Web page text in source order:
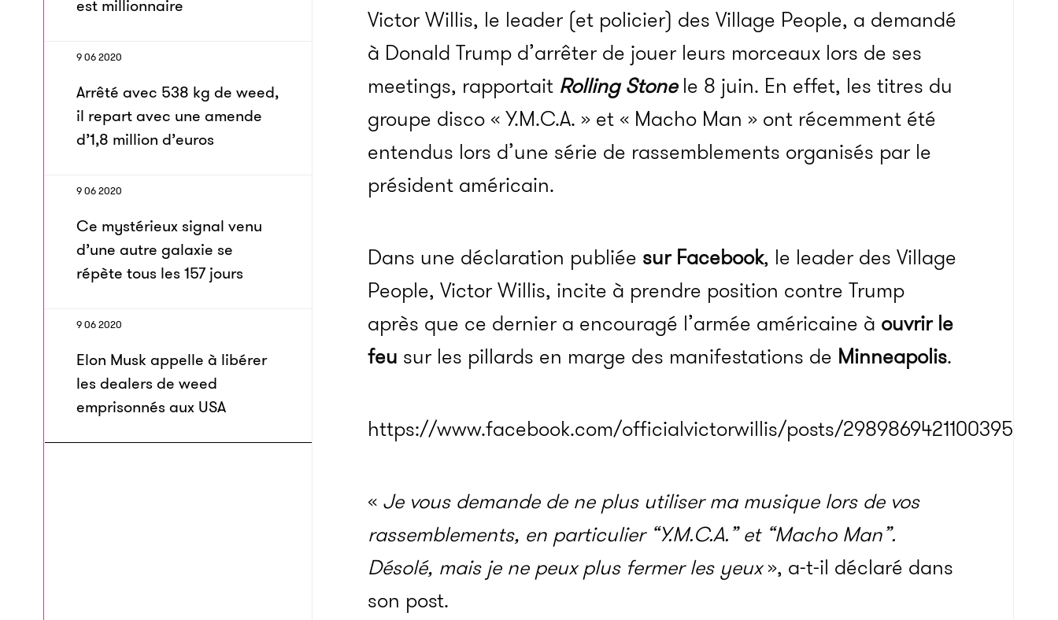
est millionnaire
9 06 2020
Arrêté avec 538 kg de weed,
il repart avec une amende
d’1,8 million d’euros
9 06 2020
Ce mystérieux signal venu
d’une autre galaxie se
répète tous les 157 jours
9 06 2020
Elon Musk appelle à libérer
les dealers de weed
emprisonnés aux USA
Victor Willis, le leader (et policier) des Village People, a demandé
à Donald Trump d’arrêter de jouer leurs morceaux lors de ses
meetings, rapportait Rolling Stonele 8 juin. En effet, les titres du
groupe disco « Y.M.C.A. » et « Macho Man » ont récemment été
entendus lors d’une série de rassemblements organisés par le
président américain.
Dans une déclaration publiée sur Facebook, le leader des Village
People, Victor Willis, incite à prendre position contre Trump
après que ce dernier a encouragé l’armée américaine à ouvrir le
feu sur les pillards en marge des manifestations de Minneapolis.
https://www.facebook.com/officialvictorwillis/posts/2989869421100395
« Je vous demande de ne plus utiliser ma musique lors de vos
rassemblements, en particulier “Y.M.C.A.” et “Macho Man”.
Désolé, mais je ne peux plus fermer les yeux», a-t-il déclaré dans
son post.